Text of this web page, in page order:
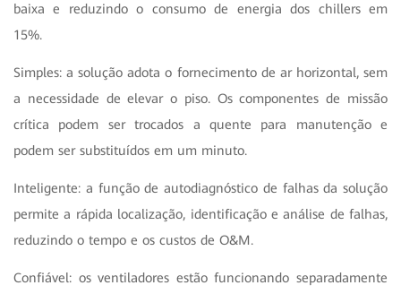
baixa e reduzindo o consumo de energia dos chillers em
15%.
Simples: a solução adota o fornecimento de ar horizontal, sem
a necessidade de elevar o piso. Os componentes de missão
crítica podem ser trocados a quente para manutenção e
podem ser substituídos em um minuto.
Inteligente: a função de autodiagnóstico de falhas da solução
permite a rápida localização, identificação e análise de falhas,
reduzindo o tempo e os custos de O&M.
Confiável: os ventiladores estão funcionando separadamente